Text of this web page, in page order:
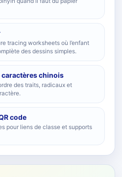
tracing worksheets où l’enfant
des dessins simples.
chinois
des traits, radicaux et
code
pour liens de classe et supports